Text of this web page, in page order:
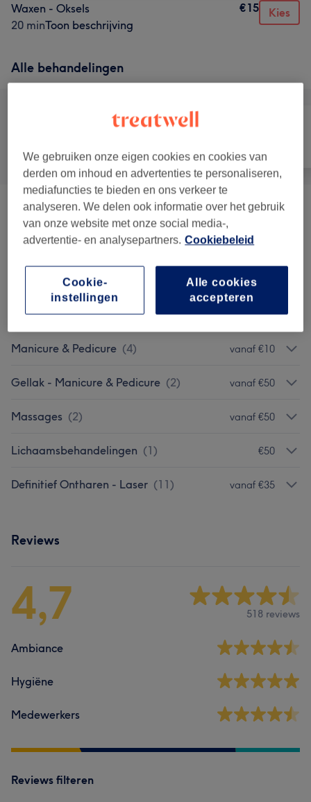
Waxen - Oksels
20 minToon beschrijving
€15 Kies
Alle behandelingen
Gelaatsbehandelingen (4) vanaf €40
Huidverbetering (5) vanaf €90
Wimpers & Wenkbrauwen vanaf €10
Waxen - Vrouwen (7) vanaf €10
Manicure & Pedicure (4) vanaf €10
Gellak - Manicure & Pedicure (2) vanaf €50
Massages (2) vanaf €50
Lichaamsbehandelingen (1) €50
Definitief Ontharen - Laser (11) vanaf €35
Reviews
4,7 518 reviews
Ambiance
Hygiëne
Medewerkers
Reviews filteren
We gebruiken onze eigen cookies en cookies van
derden om inhoud en advertenties te personaliseren,
mediafuncties te bieden en ons verkeer te
analyseren. We delen ook informatie over het gebruik
van onze website met onze social media-,
advertentie- en analysepartners. Cookiebeleid
Alle cookies
accepteren
Cookie-
instellingen